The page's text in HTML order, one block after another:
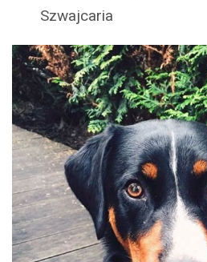
Szwajcaria